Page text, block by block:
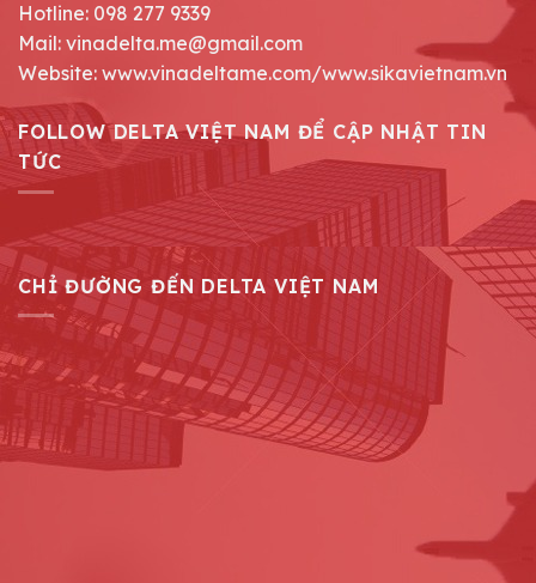
Hotline: 098 277 9339
Mail: vinadelta.me@gmail.com
Website: www.vinadeltame.com/www.sikavietnam.vn
FOLLOW DELTA VIỆT NAM ĐỂ CẬP NHẬT TIN
TỨC
CHỈ ĐƯỜNG ĐẾN DELTA VIỆT NAM